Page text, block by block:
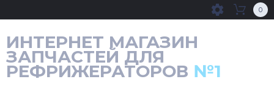
ИНТЕРНЕТ МАГАЗИН
ЗАПЧАСТЕЙ ДЛЯ
РЕФРИЖЕРАТОРОВ №1
0